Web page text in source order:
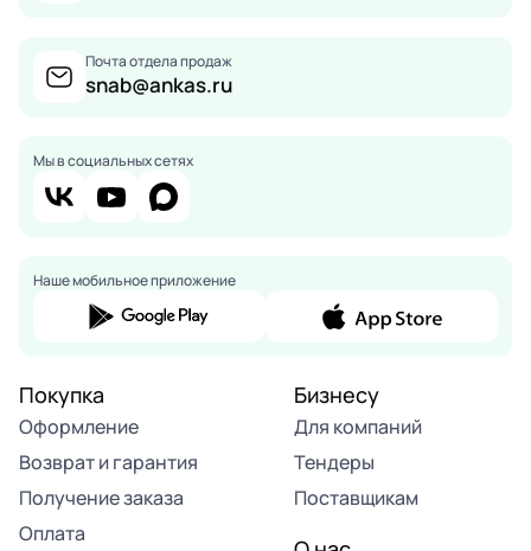
Почта отдела продаж
snab@ankas.ru
Мы в социальных сетях
Наше мобильное приложение
Покупка
Оформление
Возврат и гарантия
Получение заказа
Оплата
Бизнесу
Для компаний
Тендеры
Поставщикам